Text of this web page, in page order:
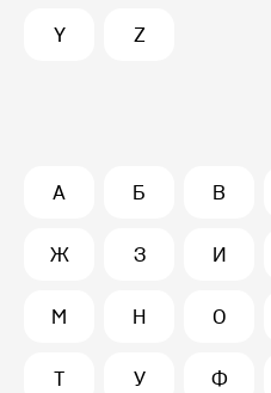
Y Z
А Б В
Ж З И
М Н О
Т У Ф